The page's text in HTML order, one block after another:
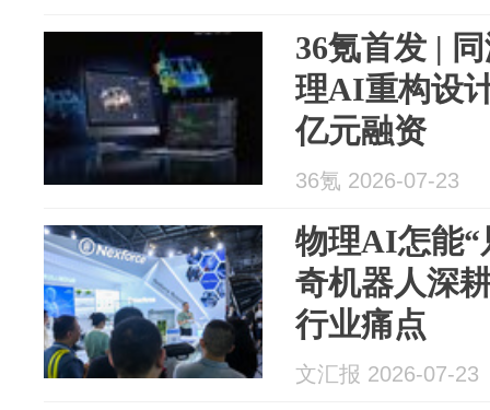
36氪首发 |
理AI重构设
亿元融资
36氪 2026-07-23
物理AI怎能“
奇机器人深
行业痛点
文汇报 2026-07-23